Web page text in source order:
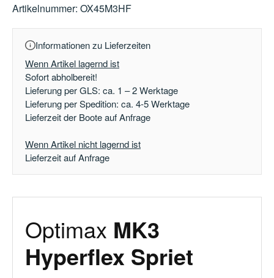
Artikelnummer: OX45M3HF
Informationen zu Lieferzeiten
Wenn Artikel lagernd ist
Sofort abholbereit!
Lieferung per GLS: ca. 1 – 2 Werktage
Lieferung per Spedition: ca. 4-5 Werktage
Lieferzeit der Boote auf Anfrage
Wenn Artikel nicht lagernd ist
Lieferzeit auf Anfrage
Optimax MK3
Hyperflex Spriet